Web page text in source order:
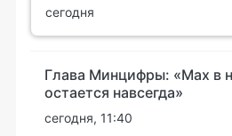
сегодня
Глава Минцифры: «Мах в
остается навсегда»
сегодня, 11:40